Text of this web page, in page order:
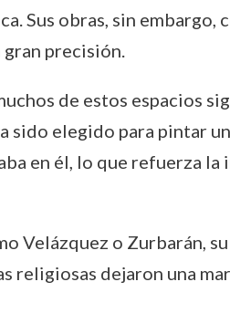
Sus obras, sin embargo,
precisión.
de estos espacios
sido elegido para pintar
en él, lo que refuerza la
Velázquez o Zurbarán,
religiosas dejaron una